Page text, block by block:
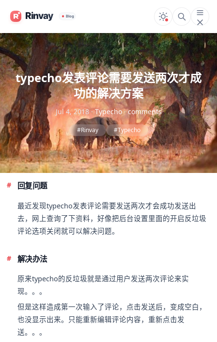
typecho发表评论需要发送两次才成
功的解决方案
Jul 4, 2018·Typecho·comments
#Rinvay #Typecho
回复问题
最近发现typecho发表评论需要发送两次才会成功发送出
去，网上查询了下资料，好像把后台设置里面的开启反垃圾
评论选项关闭就可以解决问题。
解决办法
原来typecho的反垃圾就是通过用户发送两次评论来实
现。。。
但是这样造成第一次输入了评论，点击发送后，变成空白，
也没显示出来。只能重新编辑评论内容，重新点击发
送。。。